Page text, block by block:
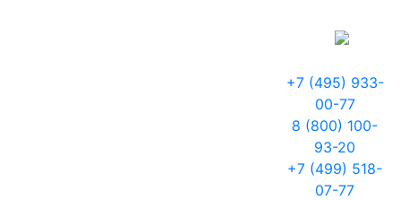
+7 (495) 933-
00-77
8 (800) 100-
93-20
+7 (499) 518-
07-77